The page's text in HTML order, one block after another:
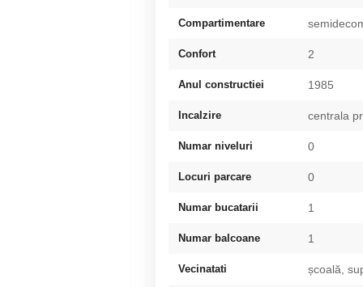
Compartimentare
Confort 2
Anul constructiei 1985
Incalzire centrala
Numar niveluri 0
Locuri parcare 0
Numar bucatarii 1
Numar balcoane 1
Vecinatati școală,